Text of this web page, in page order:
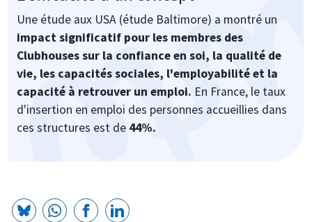
Une étude aux USA (étude Baltimore) a montré un
impact significatif pour les membres des
Clubhouses sur la confiance en soi, la qualité de
vie, les capacités sociales, l'employabilité et la
capacité à retrouver un emploi. En France, le taux
d'insertion en emploi des personnes accueillies dans
ces structures est de 44%.